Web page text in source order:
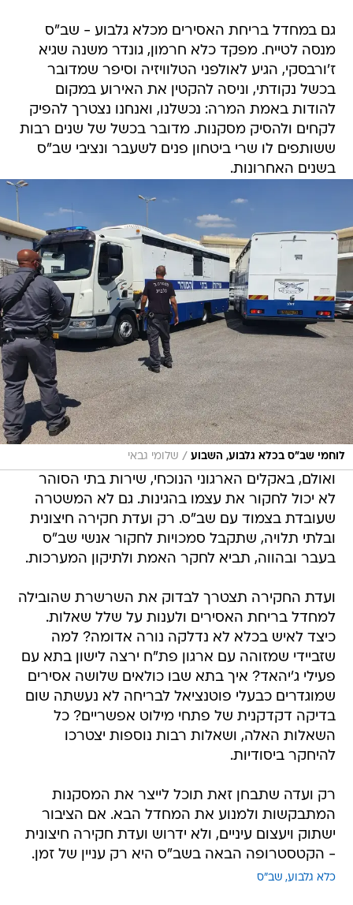
ז'ורבסקי, הגיע לאולפני הטלוויזיה וסיפר שמדובר
בכשל נקודתי, וניסה להקטין את האירוע במקום
להודות באמת המרה: נכשלנו, ואנחנו נצטרך להפיק
לקחים ולהסיק מסקנות. מדובר בכשל של שנים רבות
ששותפים לו שרי ביטחון פנים לשעבר ונציבי שב"ס
בשנים האחרונות.
לוחמי שב"ס בכלא גלבוע, השבוע / שלומי גבאי
ואולם, באקלים הארגוני הנוכחי, שירות בתי הסוהר
לא יכול לחקור את עצמו בהגינות. גם לא המשטרה
שעובדת בצמוד עם שב"ס. רק ועדת חקירה חיצונית
ובלתי תלויה, שתקבל סמכויות לחקור אנשי שב"ס
בעבר ובהווה, תביא לחקר האמת ולתיקון המערכות.
ועדת החקירה תצטרך לבדוק את השרשרת שהובילה
כיצד לאיש בכלא לא נדלקה נורה אדומה? למה
שזביידי שמזוהה עם ארגון פת"ח ירצה לישון בתא עם
פעילי ג'יהאד? איך בתא שבו כולאים שלושה אסירים
שמוגדרים כבעלי פוטנציאל לבריחה לא נעשתה שום
בדיקה דקדקנית של פתחי מילוט אפשריים? כל
השאלות האלה, ושאלות רבות נוספות יצטרכו
להיחקר ביסודיות.
רק ועדה שתבחן זאת תוכל לייצר את המסקנות
ישתוק ויעצום עיניים, ולא ידרוש ועדת חקירה חיצונית
- הקטסטרופה הבאה בשב"ס היא רק עניין של זמן.
כלא גלבוע שב"ס